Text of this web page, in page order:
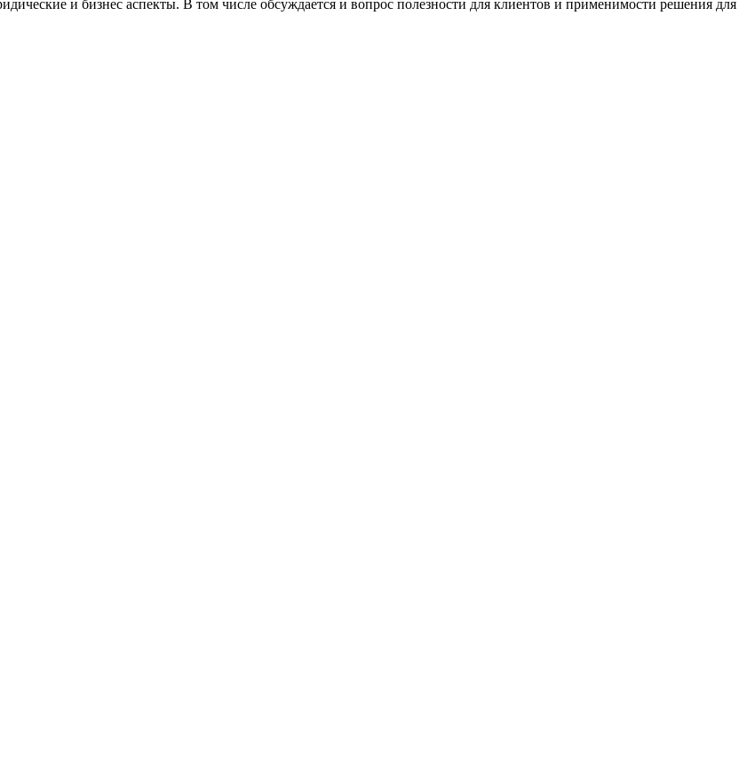
и бизнес аспекты. В том числе обсуждается и вопрос полезности для клиентов и применимости решения для